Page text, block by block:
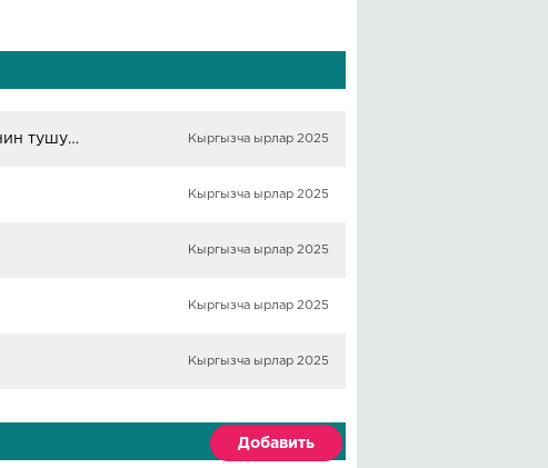
Токтобек Асаналиев & Миргул Асаналиева - Сен менин тушумсунбу Кыргызча ырлар 2025
Кыргызча ырлар 2025
Кыргызча ырлар 2025
Кыргызча ырлар 2025
Кыргызча ырлар 2025
Добавить